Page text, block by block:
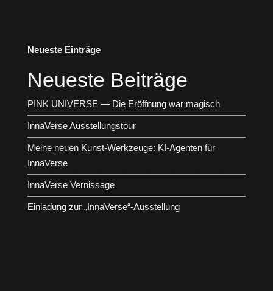
Neueste Einträge
Neueste Beiträge
PINK UNIVERSE — Die Eröffnung war magisch
InnaVerse Ausstellungstour
Meine neuen Kunst-Werkzeuge: KI-Agenten für
InnaVerse
InnaVerse Vernissage
Einladung zur „InnaVerse“-Ausstellung